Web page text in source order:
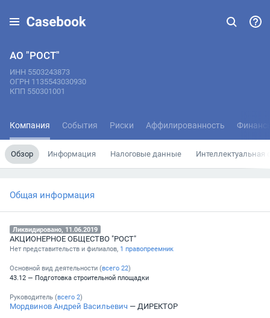
АО "РОСТ"
ИНН 5503243873
ОГРН 1135543030930
КПП 550301001
Компания События Риски Аффилированность
Обзор Информация Налоговые данные Интеллектуальная
Общая информация
Ликвидировано, 11.06.2019
АКЦИОНЕРНОЕ ОБЩЕСТВО "РОСТ"
Нет представительств и филиалов, 1 правопреемник
Основной вид деятельности (всего 22)
43.12 — Подготовка строительной площадки
Руководитель (всего 2)
Мордвинов Андрей Васильевич — ДИРЕКТОР